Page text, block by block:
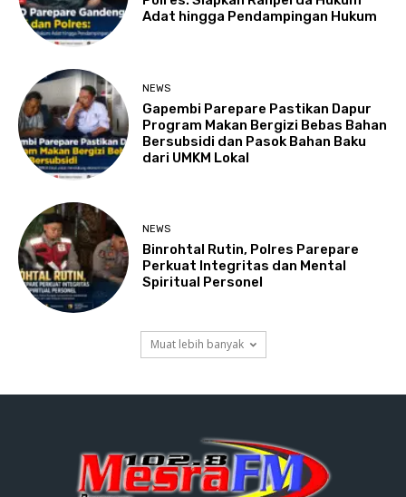
Adat hingga Pendampingan Hukum
NEWS
Gapembi Parepare Pastikan Dapur
Program Makan Bergizi Bebas Bahan
Bersubsidi dan Pasok Bahan Baku
dari UMKM Lokal
NEWS
Binrohtal Rutin, Polres Parepare
Perkuat Integritas dan Mental
Spiritual Personel
Muat lebih banyak